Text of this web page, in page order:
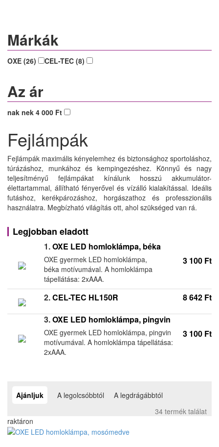
Márkák
OXE (26) CEL-TEC (8)
Az ár
nak nek 4 000 Ft
Fejlámpák
Fejlámpák maximális kényelemhez és biztonsághoz sportoláshoz,
túrázáshoz, munkához és kempingezéshez. Könnyű és nagy
teljesítményű fejlámpákat kínálunk hosszú akkumulátor-
élettartammal, állítható fényerővel és vízálló kialakítással. Ideális
futáshoz, kerékpározáshoz, horgászathoz és professzionális
használatra. Megbízható világítás ott, ahol szükséged van rá.
Legjobban eladott
1.OXE LED homloklámpa, béka
OXE gyermek LED homloklámpa,
béka motívumával. A homloklámpa
tápellátása: 2xAAA.
3 100 Ft
2.CEL-TEC HL150R
8 642 Ft
3.OXE LED homloklámpa, pingvin
OXE gyermek LED homloklámpa, pingvin
motívumával. A homloklámpa tápellátása:
2xAAA.
3 100 Ft
Ajánljuk A legolcsóbbtól
A legdrágábbtól
34 termék találat
raktáron